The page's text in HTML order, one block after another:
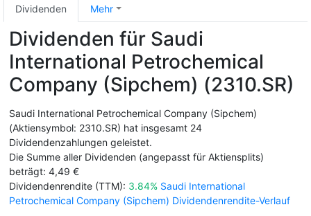
Dividenden Mehr
Dividenden für Saudi
International Petrochemical
Company (Sipchem) (2310.SR)
Saudi International Petrochemical Company (Sipchem)
(Aktiensymbol: 2310.SR) hat insgesamt 24
Dividendenzahlungen geleistet.
Die Summe aller Dividenden (angepasst für Aktiensplits)
beträgt: 4,49 €
Dividendenrendite (TTM): 3.84% Saudi International
Petrochemical Company (Sipchem) Dividendenrendite-Verlauf